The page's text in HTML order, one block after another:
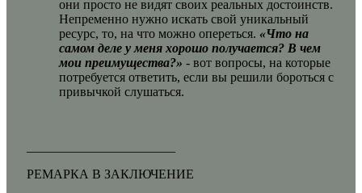
они просто не видят своих реальных достоинств.
Непременно нужно искать свой уникальный
ресурс, то, на что можно опереться. «Что на
самом деле у меня хорошо получается? В чем
мои преимущества?» - вот вопросы, на которые
потребуется ответить, если вы решили бороться с
привычкой слушаться.
РЕМАРКА В ЗАКЛЮЧЕНИЕ